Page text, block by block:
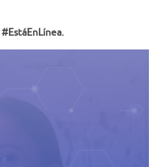
#EstáEnLínea. ​